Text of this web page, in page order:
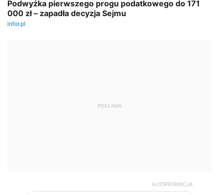
REKLAMA
AUTOPROMOCJA